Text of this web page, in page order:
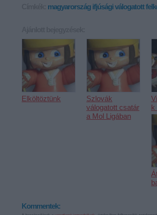
magyarország ifjúságiválogatott
Elköltöztünk
Szlovák
válogatott csatár
a Mol Ligában
k
Kommentek: